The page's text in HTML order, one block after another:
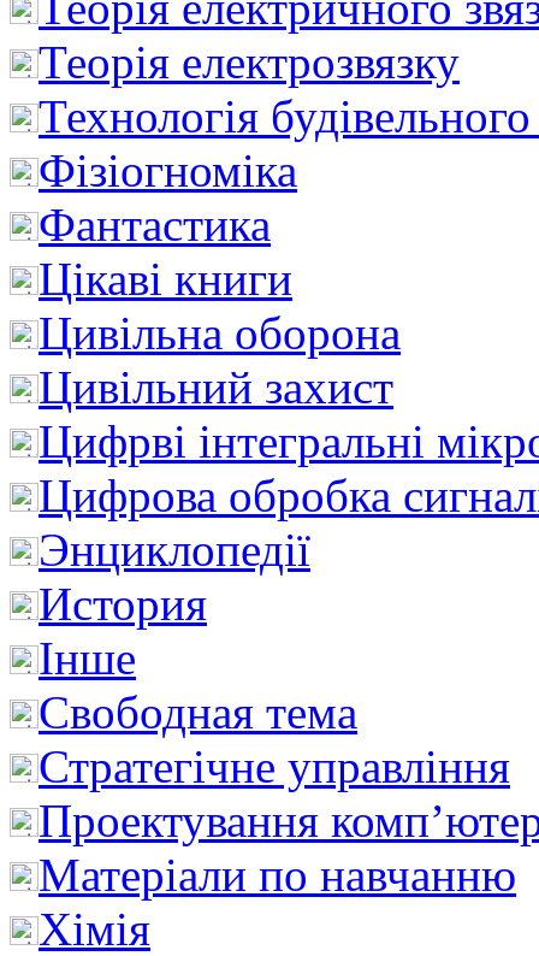
Теорія електрозвязку
Технологія
Фізіогноміка
Фантастика
Цікаві книги
Цивільна оборона
Цивільний захист
Цифрві інтегральні
Цифрова обробка
Энциклопедії
История
Інше
Свободная тема
Стратегічне управління
Проектування
Матеріали по навчанню
Хімія